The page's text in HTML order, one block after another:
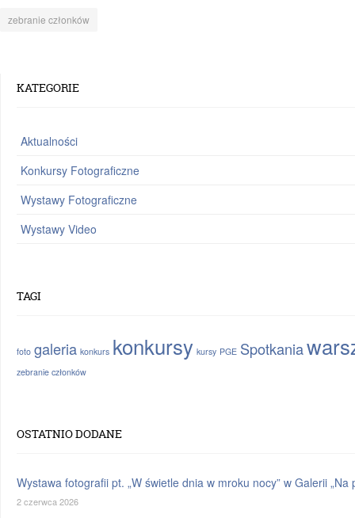
zebranie członków
KATEGORIE
Aktualności
Konkursy Fotograficzne
Wystawy Fotograficzne
Wystawy Video
TAGI
foto galeria konkurs konkursy kursy PGE Spotkania
zebranie członków
OSTATNIO DODANE
Wystawa fotografii pt. „W świetle dnia w mroku nocy” w Galerii
2 czerwca 2026